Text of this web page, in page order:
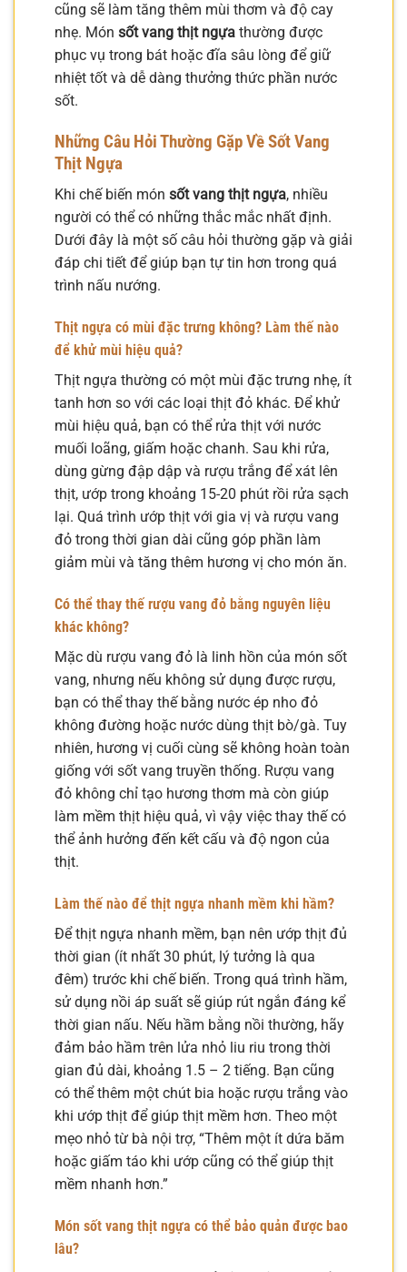
cũng sẽ làm tăng thêm mùi thơm và độ cay
nhẹ. Món sốt vang thịt ngựa thường được
phục vụ trong bát hoặc đĩa sâu lòng để giữ
nhiệt tốt và dễ dàng thưởng thức phần nước
sốt.
Những Câu Hỏi Thường Gặp Về Sốt Vang
Thịt Ngựa
Khi chế biến món sốt vang thịt ngựa, nhiều
người có thể có những thắc mắc nhất định.
Dưới đây là một số câu hỏi thường gặp và giải
đáp chi tiết để giúp bạn tự tin hơn trong quá
trình nấu nướng.
Thịt ngựa có mùi đặc trưng không? Làm thế nào
để khử mùi hiệu quả?
Thịt ngựa thường có một mùi đặc trưng nhẹ, ít
tanh hơn so với các loại thịt đỏ khác. Để khử
mùi hiệu quả, bạn có thể rửa thịt với nước
muối loãng, giấm hoặc chanh. Sau khi rửa,
dùng gừng đập dập và rượu trắng để xát lên
thịt, ướp trong khoảng 15-20 phút rồi rửa sạch
lại. Quá trình ướp thịt với gia vị và rượu vang
đỏ trong thời gian dài cũng góp phần làm
giảm mùi và tăng thêm hương vị cho món ăn.
Có thể thay thế rượu vang đỏ bằng nguyên liệu
khác không?
Mặc dù rượu vang đỏ là linh hồn của món sốt
vang, nhưng nếu không sử dụng được rượu,
bạn có thể thay thế bằng nước ép nho đỏ
không đường hoặc nước dùng thịt bò/gà. Tuy
nhiên, hương vị cuối cùng sẽ không hoàn toàn
giống với sốt vang truyền thống. Rượu vang
đỏ không chỉ tạo hương thơm mà còn giúp
làm mềm thịt hiệu quả, vì vậy việc thay thế có
thể ảnh hưởng đến kết cấu và độ ngon của
thịt.
Làm thế nào để thịt ngựa nhanh mềm khi hầm?
Để thịt ngựa nhanh mềm, bạn nên ướp thịt đủ
thời gian (ít nhất 30 phút, lý tưởng là qua
đêm) trước khi chế biến. Trong quá trình hầm,
sử dụng nồi áp suất sẽ giúp rút ngắn đáng kể
thời gian nấu. Nếu hầm bằng nồi thường, hãy
đảm bảo hầm trên lửa nhỏ liu riu trong thời
gian đủ dài, khoảng 1.5 – 2 tiếng. Bạn cũng
có thể thêm một chút bia hoặc rượu trắng vào
khi ướp thịt để giúp thịt mềm hơn. Theo một
mẹo nhỏ từ bà nội trợ, “Thêm một ít dứa băm
hoặc giấm táo khi ướp cũng có thể giúp thịt
mềm nhanh hơn.”
Món sốt vang thịt ngựa có thể bảo quản được bao
lâu?